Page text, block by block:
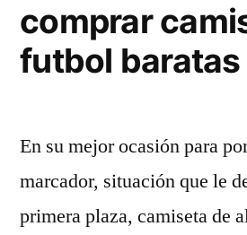
comprar
futbol baratas
En su mejor ocasión para
marcador, situación que le
primera plaza, camiseta de